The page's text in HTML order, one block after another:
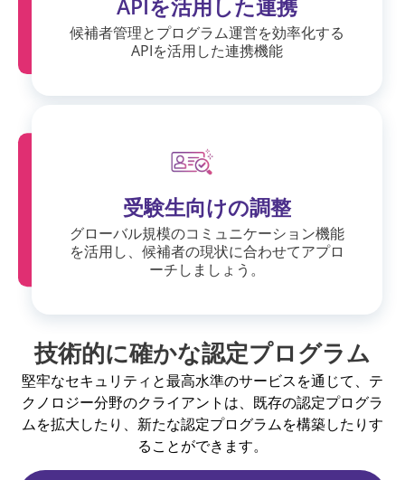
APIを活用した連携
候補者管理とプログラム運営を効率化する
APIを活用した連携機能
受験生向けの調整
グローバル規模のコミュニケーション機能
を活用し、候補者の現状に合わせてアプロ
ーチしましょう。
技術的に確かな認定プログラム
堅牢なセキュリティと最高水準のサービスを通じて、テ
クノロジー分野のクライアントは、既存の認定プログラ
ムを拡大したり、新たな認定プログラムを構築したりす
ることができます。